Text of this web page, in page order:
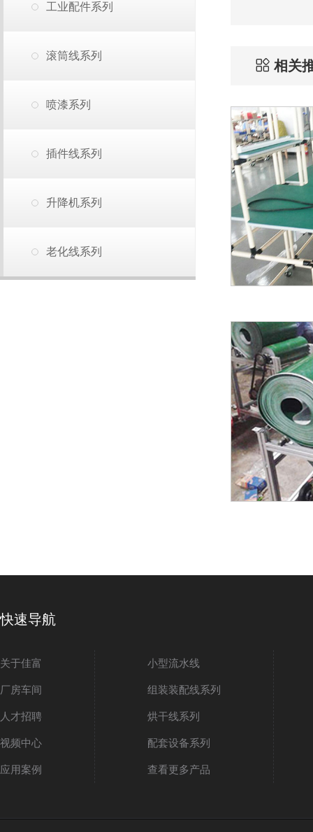
工业配件系列
滚筒线系列
喷漆系列
插件线系列
升降机系列
老化线系列
相关
快速导航
关于佳富
厂房车间
人才招聘
视频中心
应用案例
小型流水线
组装装配线系列
烘干线系列
配套设备系列
查看更多产品